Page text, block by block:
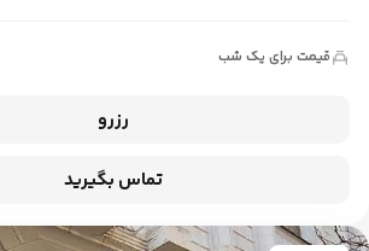
قیمت برای یک شب
رزرو
تماس بگیرید